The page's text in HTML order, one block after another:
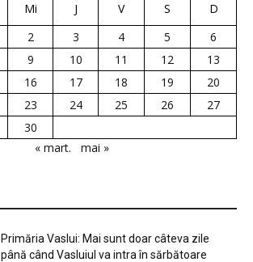
Mi J V S
D
2 3 4 5
6
9 10 11 12
13
16 17 18 19
20
23 24 25 26
27
30
« mart.
mai »
Primăria Vaslui: Mai sunt doar câteva zile
până când Vasluiul va intra în sărbătoare